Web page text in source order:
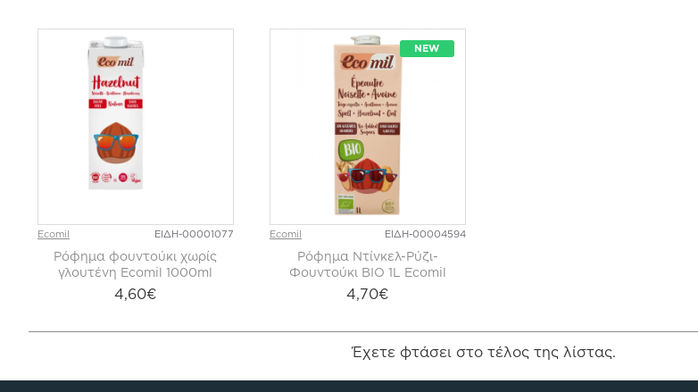
Ecomil ΕΙΔΗ-00001077
Ρόφημα φουντούκι χωρίς
γλουτένη Ecomil 1000ml
4,60€
NEW
Ecomil ΕΙΔΗ-00004594
Ρόφημα Ντίνκελ-Ρύζι-
Φουντούκι BIO 1L Ecomil
4,70€
Έχετε φτάσει στο τέλος της λίστας.